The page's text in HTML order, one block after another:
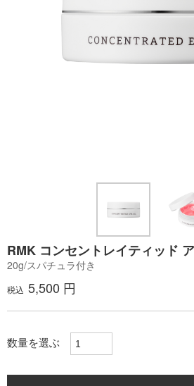
RMK コンセントレイティッド
20g/スパチュラ付き
税込 5,500 円
数量を選ぶ